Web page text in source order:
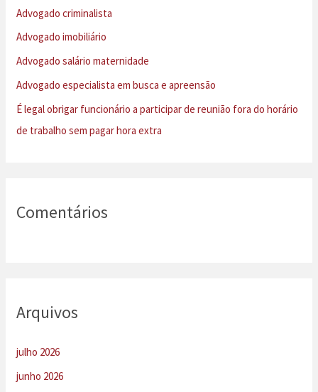
p
o
r
:
Advogado criminalista
Advogado imobiliário
Advogado salário maternidade
Advogado especialista em busca e apreensão
É legal obrigar funcionário a participar de reunião fora do horário
de trabalho sem pagar hora extra
Comentários
Arquivos
julho 2026
junho 2026